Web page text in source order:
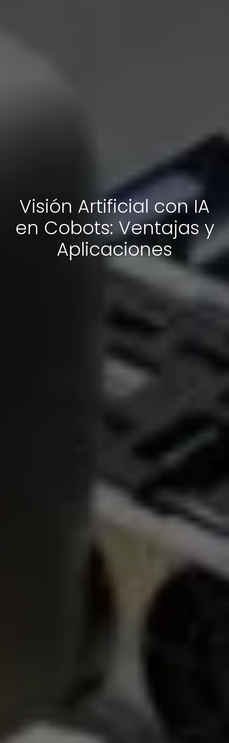
Visión Artificial con IA
en Cobots: Ventajas y
Aplicaciones